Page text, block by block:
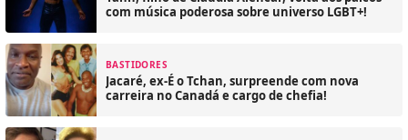
com música poderosa sobre universo LGBT+!
BASTIDORES
Jacaré, ex-É o Tchan, surpreende com nova
carreira no Canadá e cargo de chefia!